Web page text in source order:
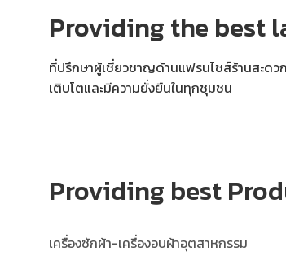
Providing the best
ที่ปรึกษาผู้เชี่ยวชาญด้านแฟรนไชส์ร้านสะดว
เติบโตและมีความยั่งยืนในทุกชุมชน
Providing best
เครื่องซักผ้า-เครื่องอบผ้าอุตสาหกรรม